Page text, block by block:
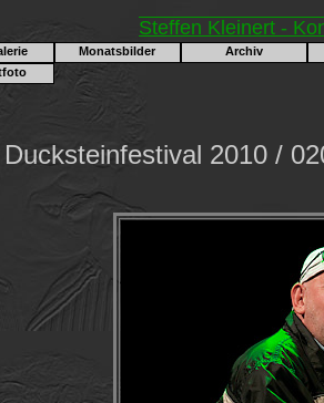
Steffen Kleinert -
Monatsbilder
Archiv
Ducksteinfestival 2010 /